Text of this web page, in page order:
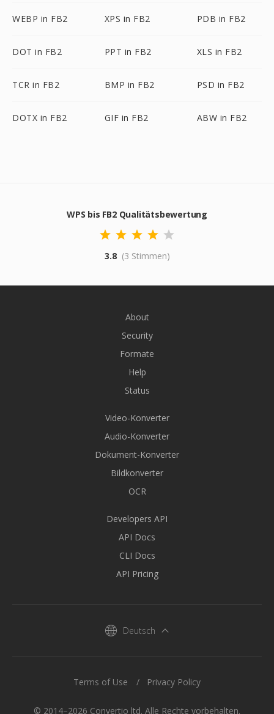
WEBP in FB2 XPS in FB2 PDB in FB2
DOT in FB2 PPT in FB2 XLS in FB2
TCR in FB2 BMP in FB2 PSD in FB2
DOTX in FB2 GIF in FB2 ABW in FB2
WPS bis FB2 Qualitätsbewertung
3.8 (3 Stimmen)
About
Security
Formate
Help
Status
Video-Konverter
Audio-Konverter
Dokument-Konverter
Bildkonverter
OCR
Developers API
API Docs
CLI Docs
API Pricing
Deutsch
© 2014–2026 Convertio ltd. Alle Rechte vorbehalten.
Terms of Use Privacy Policy